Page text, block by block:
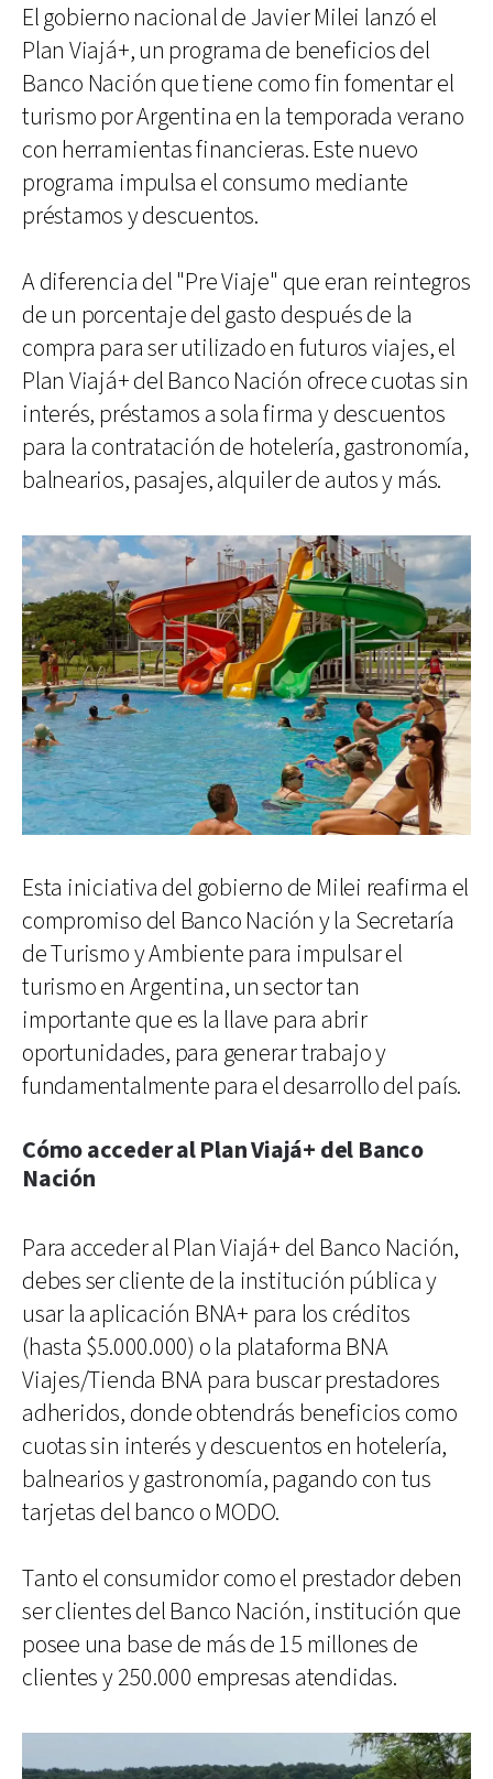
El gobierno nacional de Javier Milei lanzó el
Plan Viajá+, un programa de beneficios del
Banco Nación que tiene como fin fomentar el
turismo por Argentina en la temporada verano
con herramientas financieras. Este nuevo
programa impulsa el consumo mediante
préstamos y descuentos.
A diferencia del "Pre Viaje" que eran reintegros
de un porcentaje del gasto después de la
compra para ser utilizado en futuros viajes, el
Plan Viajá+ del Banco Nación ofrece cuotas sin
interés, préstamos a sola firma y descuentos
para la contratación de hotelería, gastronomía,
balnearios, pasajes, alquiler de autos y más.
Esta iniciativa del gobierno de Milei reafirma el
compromiso del Banco Nación y la Secretaría
de Turismo y Ambiente para impulsar el
turismo en Argentina, un sector tan
importante que es la llave para abrir
oportunidades, para generar trabajo y
fundamentalmente para el desarrollo del país.
Cómo acceder al Plan Viajá+ del Banco
Nación
Para acceder al Plan Viajá+ del Banco Nación,
debes ser cliente de la institución pública y
usar la aplicación BNA+ para los créditos
(hasta $5.000.000) o la plataforma BNA
Viajes/Tienda BNA para buscar prestadores
adheridos, donde obtendrás beneficios como
cuotas sin interés y descuentos en hotelería,
balnearios y gastronomía, pagando con tus
tarjetas del banco o MODO.
Tanto el consumidor como el prestador deben
ser clientes del Banco Nación, institución que
posee una base de más de 15 millones de
clientes y 250.000 empresas atendidas.